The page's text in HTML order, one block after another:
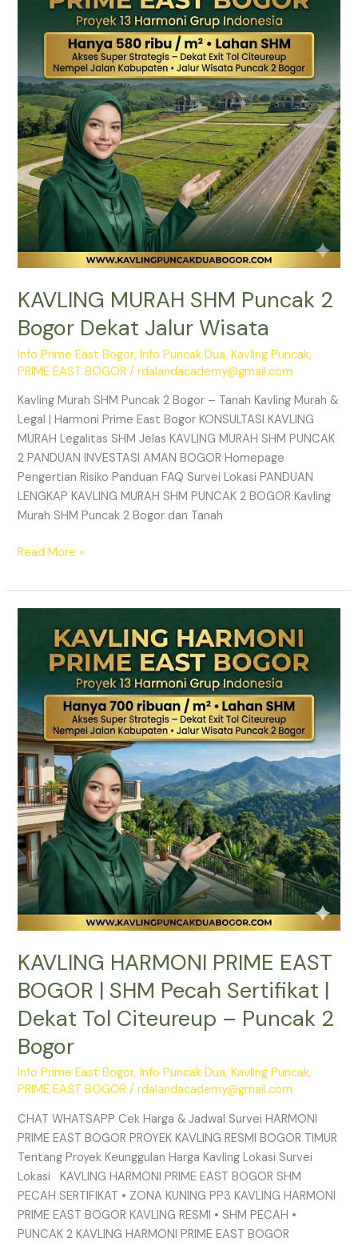
KAVLING MURAH SHM Puncak 2
Bogor Dekat Jalur Wisata
Info Prime East Bogor,Info Puncak Dua,Kavling Puncak,
PRIME EAST BOGOR /rdalandacademy@gmail.com
Kavling Murah SHM Puncak 2 Bogor – Tanah Kavling Murah &
Legal | Harmoni Prime East Bogor KONSULTASI KAVLING
MURAH Legalitas SHM Jelas KAVLING MURAH SHM PUNCAK
2 PANDUAN INVESTASI AMAN BOGOR Homepage
Pengertian Risiko Panduan FAQ Survei Lokasi PANDUAN
LENGKAP KAVLING MURAH SHM PUNCAK 2 BOGOR Kavling
Murah SHM Puncak 2 Bogor dan Tanah
Puncak
Jalur
Wisata
Read More »
KAVLING HARMONI PRIME EAST
BOGOR | SHM Pecah Sertifikat |
Dekat Tol Citeureup – Puncak 2
Bogor
Info Prime East Bogor,Info Puncak Dua,Kavling Puncak,
PRIME EAST BOGOR /rdalandacademy@gmail.com
CHAT WHATSAPP Cek Harga & Jadwal Survei HARMONI
PRIME EAST BOGOR PROYEK KAVLING RESMI BOGOR TIMUR
Tentang Proyek Keunggulan Harga Kavling Lokasi Survei
Lokasi KAVLING HARMONI PRIME EAST BOGOR SHM
PECAH SERTIFIKAT • ZONA KUNING PP3 KAVLING HARMONI
PRIME EAST BOGOR KAVLING RESMI • SHM PECAH •
PUNCAK 2 KAVLING HARMONI PRIME EAST BOGOR
HARMONI
BOGOR
|
SHM
Pecah
Sertifikat
|
Dekat
Tol
Citeureup
–
Puncak
2